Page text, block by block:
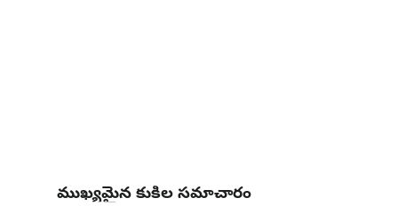
ముఖ్యమైన కుకీల సమాచారం